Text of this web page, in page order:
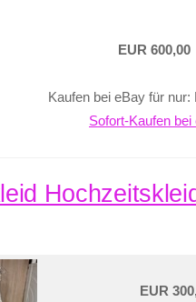
EUR 600,00
Kaufen bei eBay für nur:
Sofort-Kaufen bei
EUR